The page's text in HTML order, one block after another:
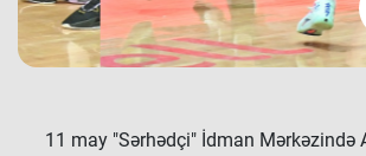
11 may "Sərhədçi" İdman Mərkəzində